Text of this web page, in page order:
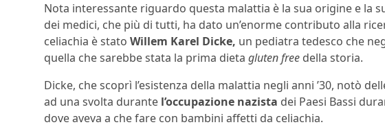
Nota interessante riguardo questa malattia è la sua origine e la
dei medici, che più di tutti, ha dato un’enorme contributo alla
celiachia è stato Willem Karel Dicke, un pediatra tedesco che
quella che sarebbe stata la prima dieta gluten free della storia.
Dicke, che scoprì l’esistenza della malattia negli anni ’30, notò
ad una svolta durante l’occupazione nazista dei Paesi Bassi
dove aveva a che fare con bambini affetti da celiachia.